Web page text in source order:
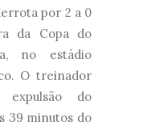
por 2 a 0
da Copa do
no estádio
O treinador
expulsão do
39 minutos do